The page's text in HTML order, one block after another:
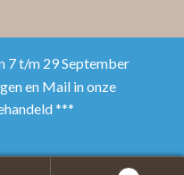
7 t/m 29 September
en Mail in onze
***